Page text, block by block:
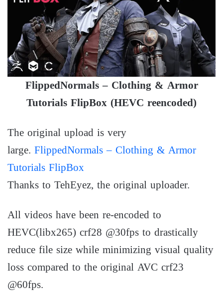
FlippedNormals – Clothing & Armor
Tutorials FlipBox (HEVC reencoded)
The original upload is very
large. FlippedNormals – Clothing & Armor
Tutorials FlipBox
Thanks to TehEyez, the original uploader.
All videos have been re-encoded to
HEVC(libx265) crf28 @30fps to drastically
reduce file size while minimizing visual quality
loss compared to the original AVC crf23
@60fps.